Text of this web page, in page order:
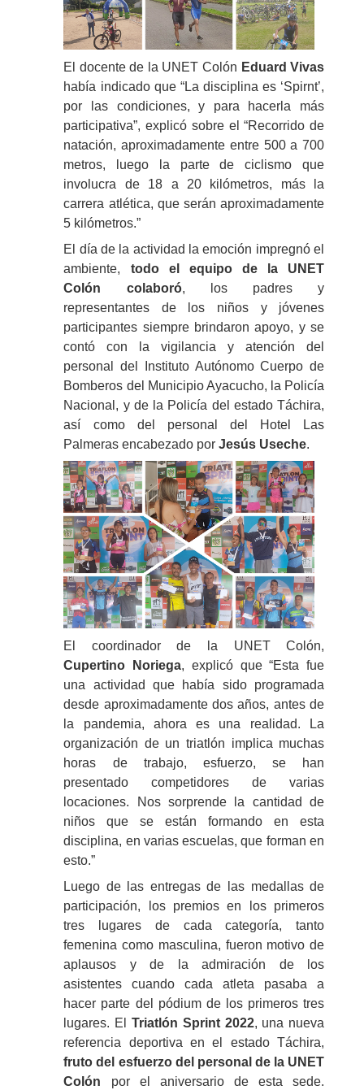
El docente de la UNET Colón Eduard Vivas
había indicado que “La disciplina es ‘Spirnt’,
por las condiciones, y para hacerla más
participativa”, explicó sobre el “Recorrido de
natación, aproximadamente entre 500 a 700
metros, luego la parte de ciclismo que
involucra de 18 a 20 kilómetros, más la
carrera atlética, que serán aproximadamente
5 kilómetros.”
El día de la actividad la emoción impregnó el
ambiente, todo el equipo de la UNET
Colón colaboró, los padres y
representantes de los niños y jóvenes
participantes siempre brindaron apoyo, y se
contó con la vigilancia y atención del
personal del Instituto Autónomo Cuerpo de
Bomberos del Municipio Ayacucho, la Policía
Nacional, y de la Policía del estado Táchira,
así como del personal del Hotel Las
Palmeras encabezado porJesús Useche.
El coordinador de la UNET Colón,
Cupertino Noriega, explicó que “Esta fue
una actividad que había sido programada
desde aproximadamente dos años, antes de
la pandemia, ahora es una realidad. La
organización de un triatlón implica muchas
horas de trabajo, esfuerzo, se han
presentado competidores de varias
locaciones. Nos sorprende la cantidad de
niños que se están formando en esta
disciplina, en varias escuelas, que forman en
esto.”
Luego de las entregas de las medallas de
participación, los premios en los primeros
tres lugares de cada categoría, tanto
femenina como masculina, fueron motivo de
aplausos y de la admiración de los
asistentes cuando cada atleta pasaba a
hacer parte del pódium de los primeros tres
lugares. El Triatlón Sprint 2022, una nueva
referencia deportiva en el estado Táchira,
fruto del esfuerzo del personal de la UNET
Colón por el aniversario de esta sede.